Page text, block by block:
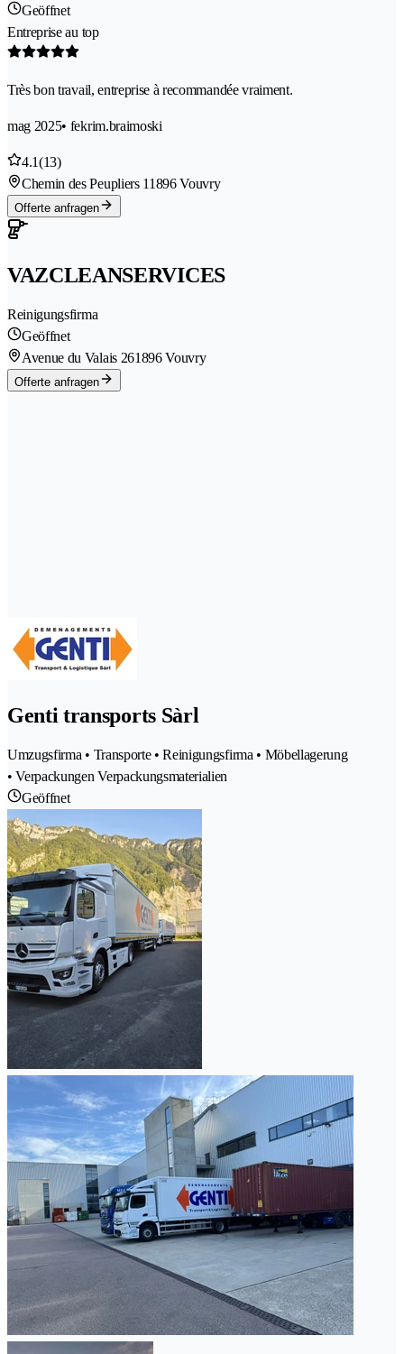
Geöffnet
Entreprise au top
Très bon travail, entreprise à recommandée vraiment.
mag 2025• fekrim.braimoski
4.1(13)
Chemin des Peupliers 11896 Vouvry
Offerte anfragen
VAZCLEANSERVICES
Reinigungsfirma
Geöffnet
Avenue du Valais 261896 Vouvry
Offerte anfragen
Genti transports Sàrl
Umzugsfirma • Transporte • Reinigungsfirma • Möbellagerung
• Verpackungen Verpackungsmaterialien
Geöffnet